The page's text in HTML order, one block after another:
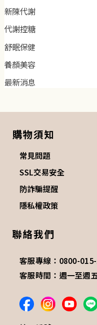
新陳代謝
代謝控糖
舒眠保健
養顏美容
最新消息
購物須知
常見問題
SSL交易安全
防詐騙提醒
隱私權政策
聯絡我們
客服專線：0800-
客服時間：週一至週